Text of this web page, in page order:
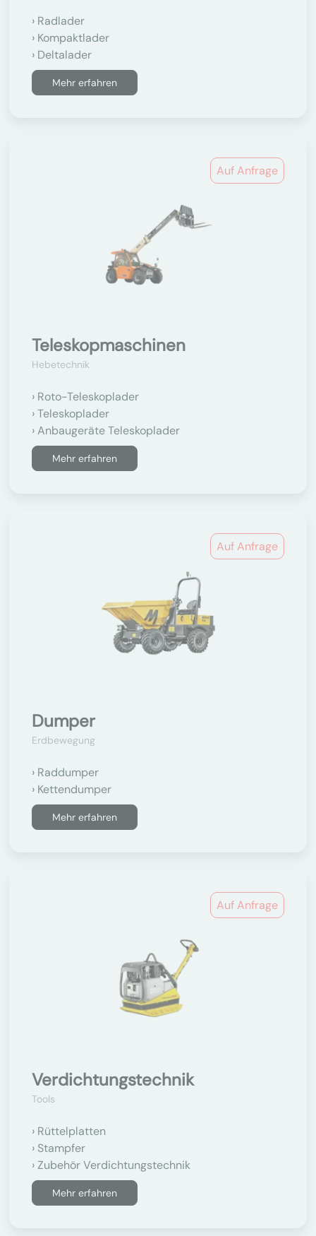
Radlader
Kompaktlader
Deltalader
Mehr erfahren
Auf Anfrage
Teleskopmaschinen
Hebetechnik
Roto-Teleskoplader
Teleskoplader
Anbaugeräte Teleskoplader
Mehr erfahren
Auf Anfrage
Dumper
Erdbewegung
Raddumper
Kettendumper
Mehr erfahren
Auf Anfrage
Verdichtungstechnik
Tools
Rüttelplatten
Stampfer
Zubehör Verdichtungstechnik
Mehr erfahren